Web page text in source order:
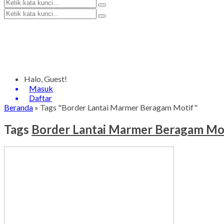
Halo, Guest!
Masuk
Daftar
Beranda » Tags "Border Lantai Marmer Beragam Motif"
Tags Border Lantai Marmer Beragam